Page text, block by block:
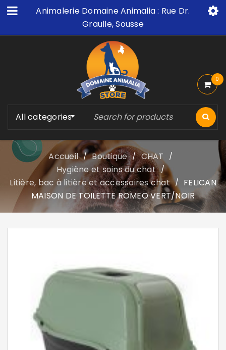
Animalerie Domaine Animalia : Rue Dr.
Graulle, Sousse
All categories
0
Accueil / Boutique / CHAT /
Hygiène et soins du chat /
Litière, bac à litière et accessoires chat / FELICAN
MAISON DE TOILETTE ROMEO VERT/NOIR